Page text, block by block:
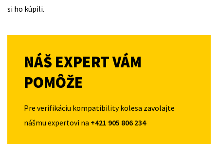
si ho kúpili.
NÁŠ EXPERT VÁM
POMÔŽE
Pre verifikáciu kompatibility kolesa zavolajte
nášmu expertovi na +421 905 806 234